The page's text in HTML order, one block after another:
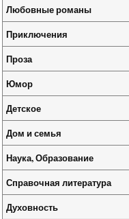
Любовные романы
Приключения
Проза
Юмор
Детское
Дом и семья
Наука, Образование
Справочная литература
Духовность